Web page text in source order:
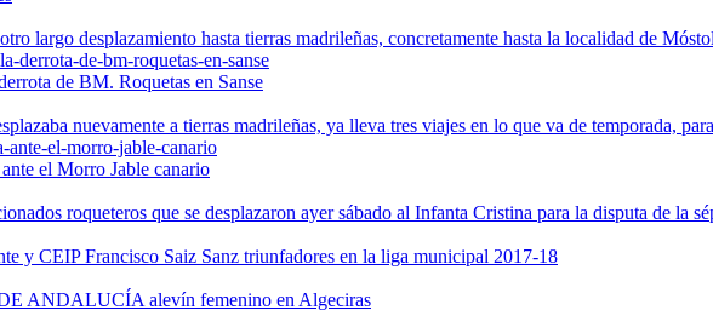
largo desplazamiento hasta tierras madrileñas, concretamente hasta la localidad de
de BM. Roquetas en Sanse
nuevamente a tierras madrileñas, ya lleva tres viajes en lo que va de temporada,
el Morro Jable canario
roqueteros que se desplazaron ayer sábado al Infanta Cristina para la disputa de la
y CEIP Francisco Saiz Sanz triunfadores en la liga municipal 2017-18
ANDALUCÍA alevín femenino en Algeciras